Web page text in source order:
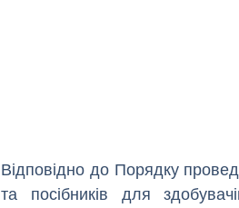
Відповідно до Порядку
та посібників для